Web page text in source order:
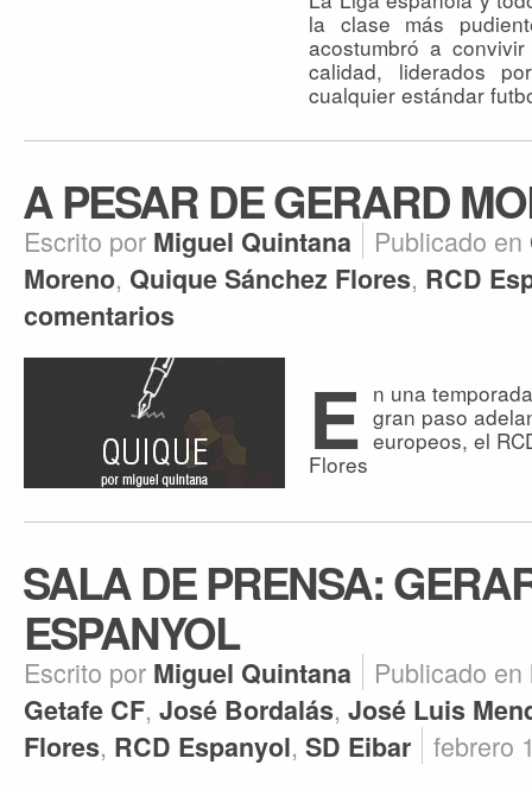
la clase más
acostumbró a
calidad, liderados
cualquier estándar
A PESAR DE GERARD
Escrito por Miguel Quintana Publicado en
Moreno, Quique Sánchez Flores, RCD
comentarios
E n una
gran paso
europeos, el
Flores
SALA DE PRENSA:
ESPANYOL
Escrito por Miguel Quintana Publicado en
Getafe CF, José Bordalás, José Luis
Flores, RCD Espanyol, SD Eibar febrero